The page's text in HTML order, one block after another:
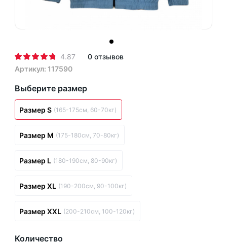
4.87
0 отзывов
Артикул: 117590
Выберите размер
Размер S (165-175см, 60-70кг)
Размер M (175-180см, 70-80кг)
Размер L (180-190см, 80-90кг)
Размер XL (190-200см, 90-100кг)
Размер XXL (200-210см, 100-120кг)
Количество